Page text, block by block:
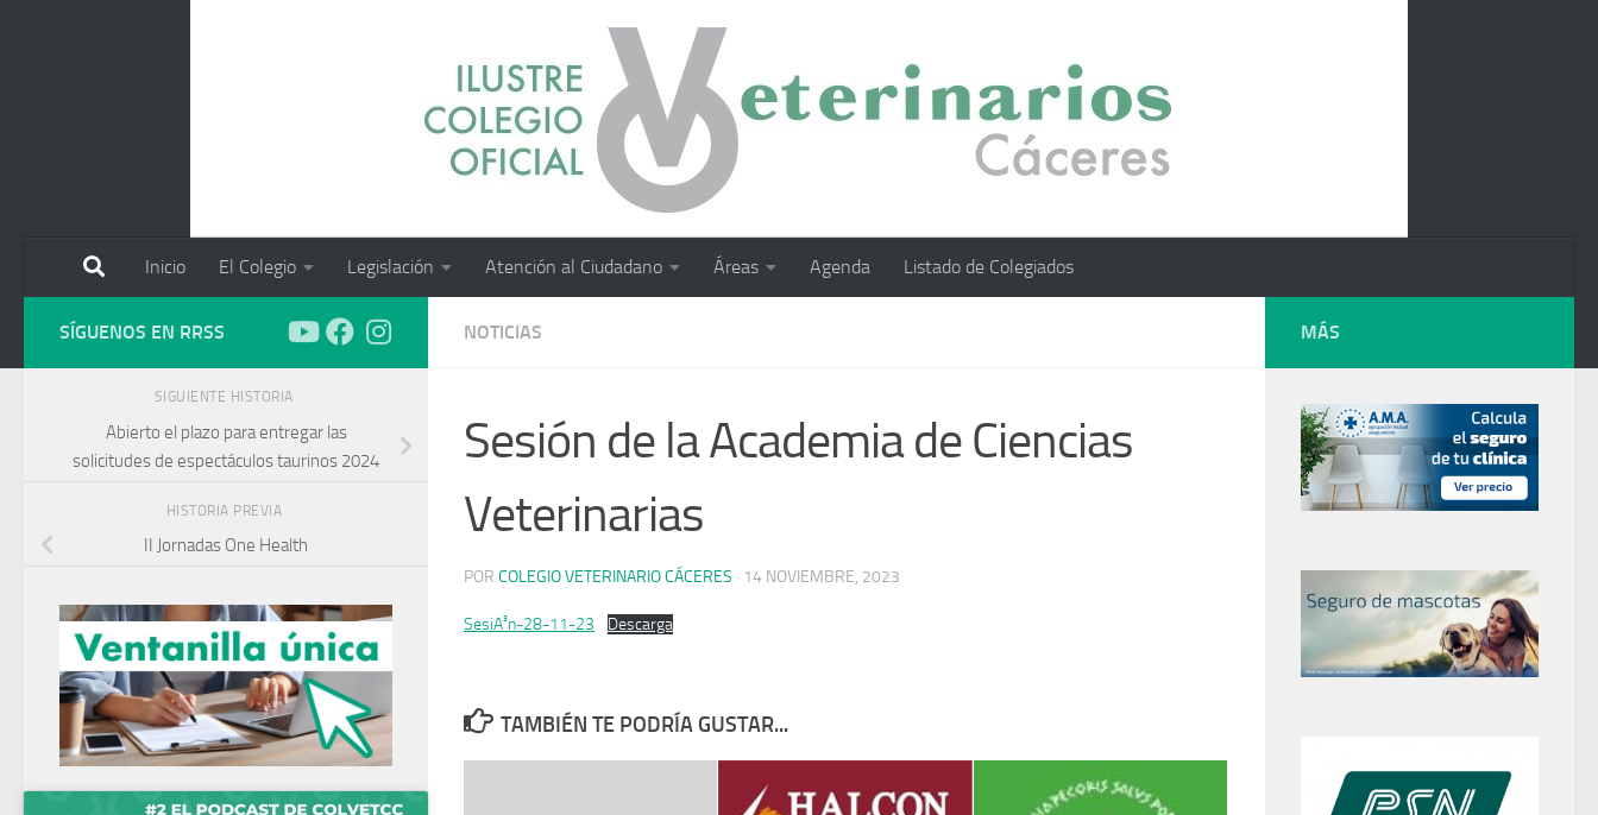
Inicio El Colegio Legislación Atención al Ciudadano Áreas Agenda Listado de Colegiados
NOTICIAS
Sesión de la Academia de Ciencias
Veterinarias
POR COLEGIO VETERINARIO CÁCERES · 14 NOVIEMBRE, 2023
SesiA³n-28-11-23 Descarga
TAMBIÉN TE PODRÍA GUSTAR...
SÍGUENOS EN RRSS
SIGUIENTE HISTORIA
Abierto el plazo para entregar las
solicitudes de espectáculos taurinos 2024
HISTORIA PREVIA
II Jornadas One Health
MÁS